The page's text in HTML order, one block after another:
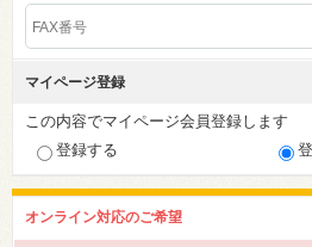
マイページ登録
この内容でマイページ会員登録します
登録する
オンライン対応のご希望